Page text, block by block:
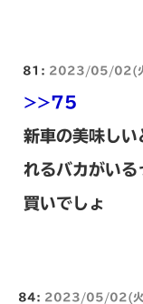
81: 2023/05/02(
>>75
新車の美味しい
れるバカがいる
買いでしょ
84: 2023/05/02(